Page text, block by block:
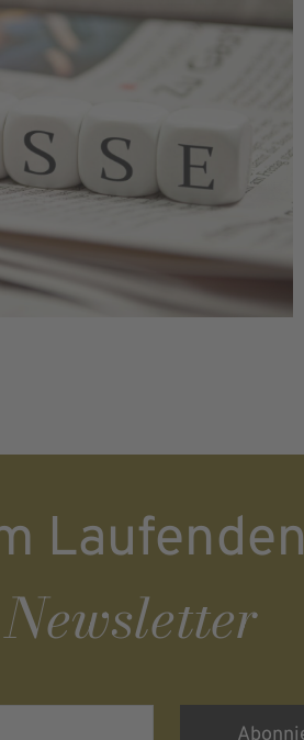
Laufenden